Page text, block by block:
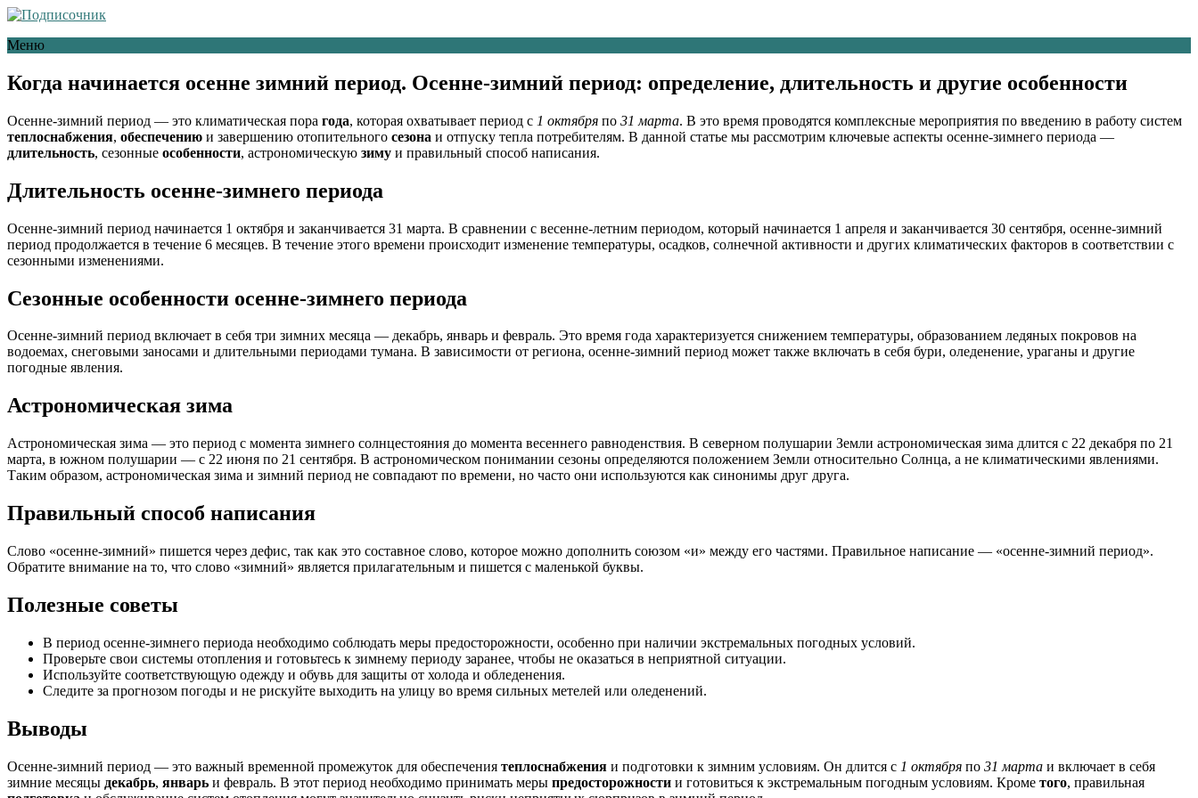
Меню
Когда начинается осенне зимний период. Осенне-зимний период: определение, длительность и другие особенности
Осенне-зимний период — это климатическая пора года, которая охватывает период с 1 октября по 31 марта. В это время проводятся комплексные мероприятия по введению в работу систем
теплоснабжения, обеспечению и завершению отопительного сезона и отпуску тепла потребителям. В данной статье мы рассмотрим ключевые аспекты осенне-зимнего периода —
длительность, сезонные особенности, астрономическую зиму и правильный способ написания.
Длительность осенне-зимнего периода
Осенне-зимний период начинается 1 октября и заканчивается 31 марта. В сравнении с весенне-летним периодом, который начинается 1 апреля и заканчивается 30 сентября, осенне-зимний
период продолжается в течение 6 месяцев. В течение этого времени происходит изменение температуры, осадков, солнечной активности и других климатических факторов в соответствии с
сезонными изменениями.
Сезонные особенности осенне-зимнего периода
Осенне-зимний период включает в себя три зимних месяца — декабрь, январь и февраль. Это время года характеризуется снижением температуры, образованием ледяных покровов на
водоемах, снеговыми заносами и длительными периодами тумана. В зависимости от региона, осенне-зимний период может также включать в себя бури, оледенение, ураганы и другие
погодные явления.
Астрономическая зима
Астрономическая зима — это период с момента зимнего солнцестояния до момента весеннего равноденствия. В северном полушарии Земли астрономическая зима длится с 22 декабря по 21
марта, в южном полушарии — с 22 июня по 21 сентября. В астрономическом понимании сезоны определяются положением Земли относительно Солнца, а не климатическими явлениями.
Таким образом, астрономическая зима и зимний период не совпадают по времени, но часто они используются как синонимы друг друга.
Правильный способ написания
Слово «осенне-зимний» пишется через дефис, так как это составное слово, которое можно дополнить союзом «и» между его частями. Правильное написание — «осенне-зимний период».
Обратите внимание на то, что слово «зимний» является прилагательным и пишется с маленькой буквы.
Полезные советы
В период осенне-зимнего периода необходимо соблюдать меры предосторожности, особенно при наличии экстремальных погодных условий.
Проверьте свои системы отопления и готовьтесь к зимнему периоду заранее, чтобы не оказаться в неприятной ситуации.
Используйте соответствующую одежду и обувь для защиты от холода и обледенения.
Следите за прогнозом погоды и не рискуйте выходить на улицу во время сильных метелей или оледенений.
Выводы
Осенне-зимний период — это важный временной промежуток для обеспечения теплоснабжения и подготовки к зимним условиям. Он длится с 1 октября по 31 марта и включает в себя
зимние месяцы декабрь, январь и февраль. В этот период необходимо принимать меры предосторожности и готовиться к экстремальным погодным условиям. Кроме того, правильная